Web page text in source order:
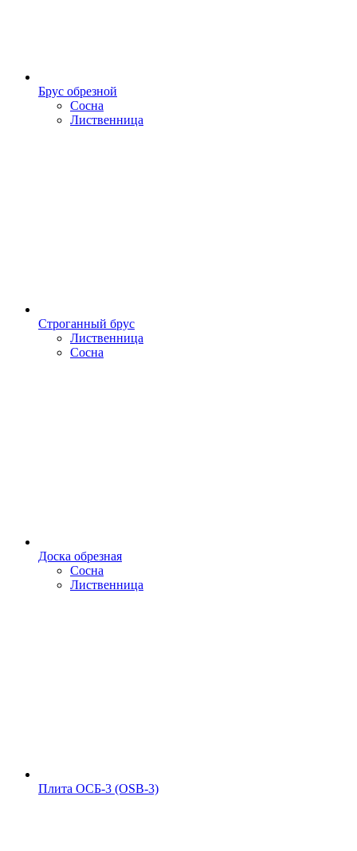
Брус обрезной
Сосна
Лиственница
Строганный брус
Лиственница
Сосна
Доска обрезная
Сосна
Лиственница
Плита ОСБ-3 (OSB-3)